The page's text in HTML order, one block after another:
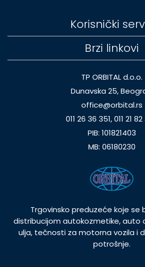
Korisnički
Brzi linkovi
TP ORBITAL d.o.o.
Dunavska 25,
office@orbital.rs
011 26 36 351, 011 21
PIB: 101821403
MB: 06180230
Trgovinsko preduzeće koje se
distribucijom autokozmetike, auto
ulja, tečnosti za motorna vozila i
potrošnje.